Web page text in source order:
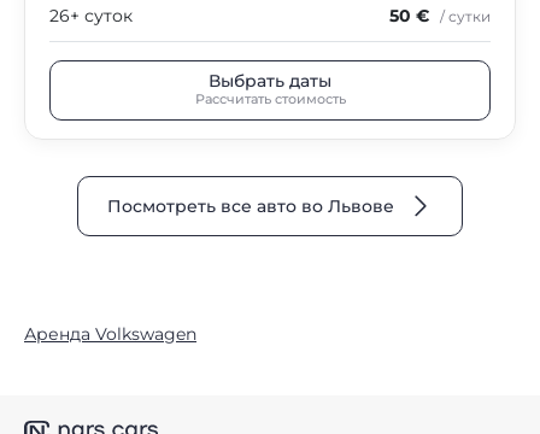
26+ суток 50 € / сутки
Выбрать даты
Рассчитать стоимость
Посмотреть все авто во Львове
Аренда Volkswagen